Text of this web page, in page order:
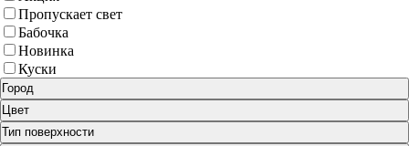
Пропускает свет
Бабочка
Новинка
Куски
Город
Цвет
Тип поверхности